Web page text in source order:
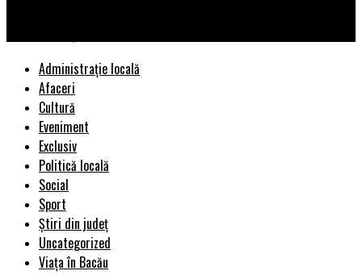
Administrație locală
Afaceri
Cultură
Eveniment
Exclusiv
Politică locală
Social
Sport
Știri din județ
Uncategorized
Viața în Bacău